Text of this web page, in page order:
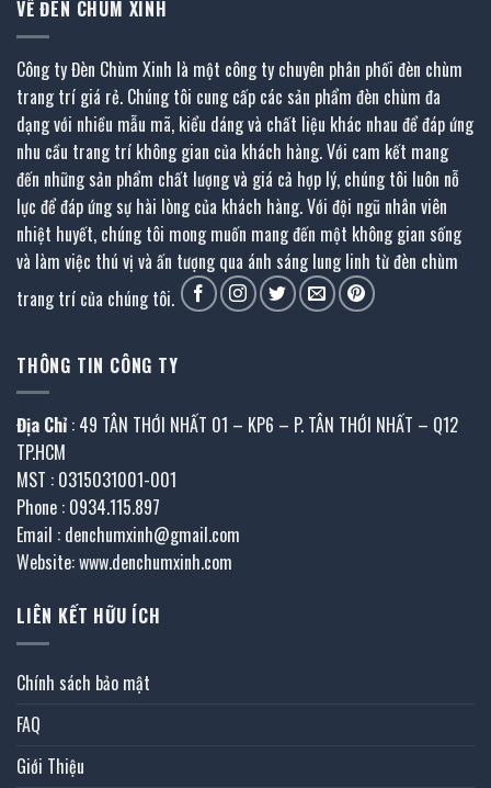
VỀ ĐÈN CHÙM XINH
Công ty Đèn Chùm Xinh là một công ty chuyên phân phối đèn chùm
trang trí giá rẻ. Chúng tôi cung cấp các sản phẩm đèn chùm đa
dạng với nhiều mẫu mã, kiểu dáng và chất liệu khác nhau để đáp ứng
nhu cầu trang trí không gian của khách hàng. Với cam kết mang
đến những sản phẩm chất lượng và giá cả hợp lý, chúng tôi luôn nỗ
lực để đáp ứng sự hài lòng của khách hàng. Với đội ngũ nhân viên
nhiệt huyết, chúng tôi mong muốn mang đến một không gian sống
và làm việc thú vị và ấn tượng qua ánh sáng lung linh từ đèn chùm
trang trí của chúng tôi.
THÔNG TIN CÔNG TY
Địa Chỉ : 49 TÂN THỚI NHẤT 01 – KP6 – P. TÂN THỚI NHẤT – Q12
TP.HCM
MST : 0315031001-001
Phone : 0934.115.897
Email : denchumxinh@gmail.com
Website: www.denchumxinh.com
LIÊN KẾT HỮU ÍCH
Chính sách bảo mật
FAQ
Giới Thiệu